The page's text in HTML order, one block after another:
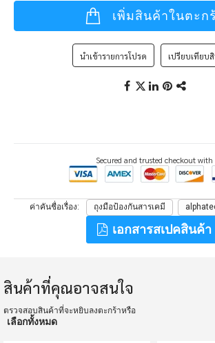
เพิ่มสินค้าในตะก
นำเข้ารายการโปรด เปรียบเทียบ
Secured and trusted checkout with
ค่าคันชื่อเรื่อง ถุงมือป้องกันสารเคมี
เอกสารสเปคสินค้า
สินค้าที่คุณอาจสนใจ
ตรวจสอบสินค้าที่จะหยิบลงตะกร้าหรือ
เลือกทั้งหมด